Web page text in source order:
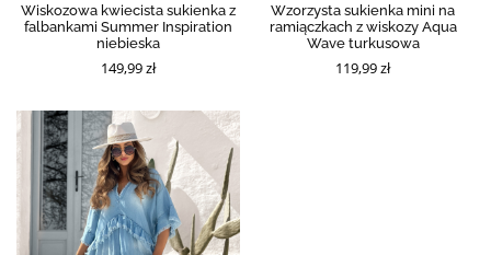
Wiskozowa kwiecista sukienka z
falbankami Summer Inspiration
niebieska
149,99 zł
Wzorzysta sukienka mini na
ramiączkach z wiskozy Aqua
Wave turkusowa
119,99 zł